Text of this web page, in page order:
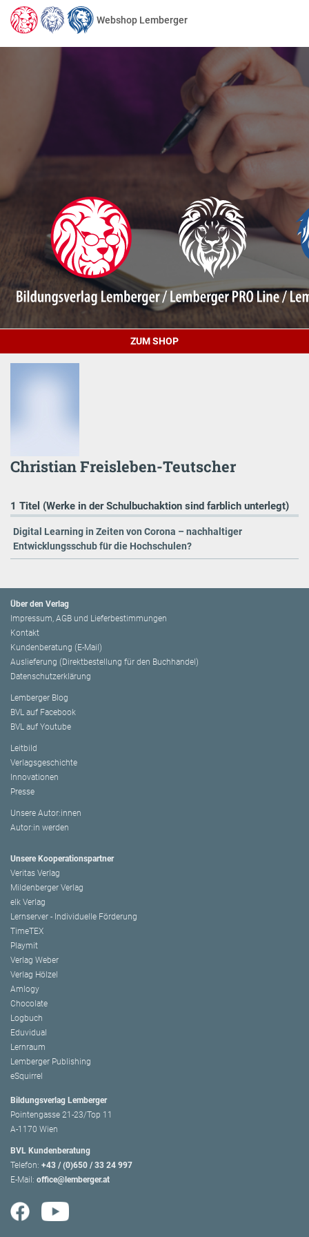
Webshop Lemberger
ZUM SHOP
Christian Freisleben-Teutscher
1 Titel (Werke in der Schulbuchaktion sind farblich unterlegt)
Digital Learning in Zeiten von Corona – nachhaltiger
Entwicklungsschub für die Hochschulen?
Über den Verlag
Impressum, AGB und Lieferbestimmungen
Kontakt
Kundenberatung (E-Mail)
Auslieferung (Direktbestellung für den Buchhandel)
Datenschutzerklärung
Lemberger Blog
BVL auf Facebook
BVL auf Youtube
Leitbild
Verlagsgeschichte
Innovationen
Presse
Unsere Autor:innen
Autor:in werden
Unsere Kooperationspartner
Veritas Verlag
Mildenberger Verlag
elk Verlag
Lernserver - Individuelle Förderung
TimeTEX
Playmit
Verlag Weber
Verlag Hölzel
Amlogy
Chocolate
Logbuch
Eduvidual
Lernraum
Lemberger Publishing
eSquirrel
Bildungsverlag Lemberger
Pointengasse 21-23/Top 11
A-1170 Wien
BVL Kundenberatung
Telefon: +43 / (0)650 / 33 24 997
E-Mail: office@lemberger.at